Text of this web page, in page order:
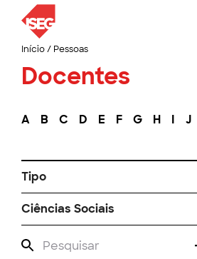
Início/ Pessoas
Docentes
A B C D E F G H I J
Tipo
Ciências Sociais